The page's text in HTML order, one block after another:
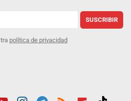
SUSCRIBIR
política de privacidad